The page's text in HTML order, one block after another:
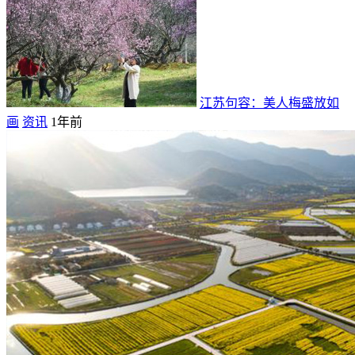
江苏句容：美人梅盛放如
画 资讯 1年前